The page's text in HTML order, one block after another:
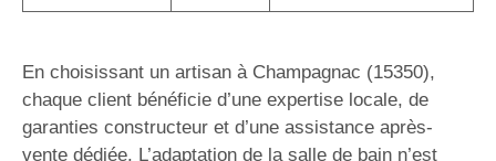
En choisissant un artisan à Champagnac (15350),
chaque client bénéficie d’une expertise locale, de
garanties constructeur et d’une assistance après-
vente dédiée. L’adaptation de la salle de bain n’est